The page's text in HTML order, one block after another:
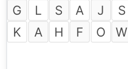
G
L S A J S
K
A H F O W